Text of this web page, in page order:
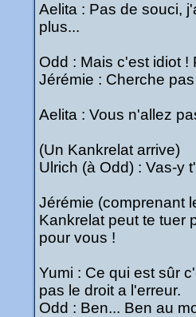
Aelita : Pas de souci,
plus...
Odd : Mais c'est idiot !
Jérémie : Cherche
Aelita : Vous n'allez
(Un Kankrelat arrive)
Ulrich (à Odd) : Vas-y
Jérémie (comprenant
Kankrelat peut te tuer
pour vous !
Yumi : Ce qui est sûr
pas le droit a l'erreur.
Odd : Ben... Ben au